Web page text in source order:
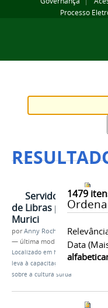
Processo
1479
Data
Servidores que
de Libras proposto
Murici
porAnny Rochelly
— última modificação18/04/
Localizado em Notícias /
leva à capacitação de servidores
sobre a cultura surda